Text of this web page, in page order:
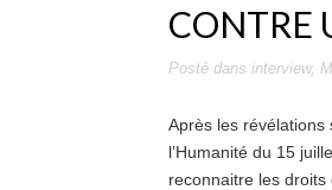
CONTRE
Posté dans interview,
Après les révélations
l’Humanité du 15
reconnaitre les